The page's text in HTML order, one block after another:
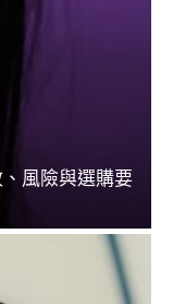
風險與選購要